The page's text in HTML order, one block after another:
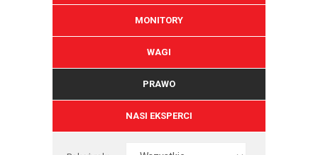
MONITORY
WAGI
PRAWO
NASI EKSPERCI